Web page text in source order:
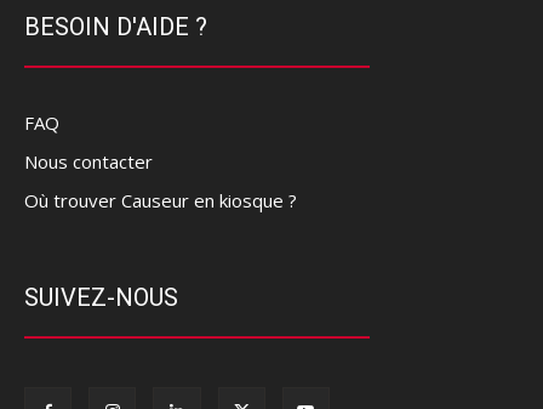
BESOIN D'AIDE ?
FAQ
Nous contacter
Où trouver Causeur en kiosque ?
SUIVEZ-NOUS